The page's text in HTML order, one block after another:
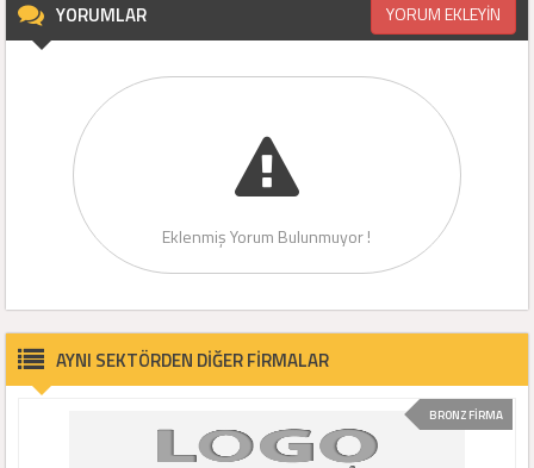
YORUMLAR YORUM EKLEYİN
Eklenmiş Yorum Bulunmuyor !
AYNI SEKTÖRDEN DİĞER FİRMALAR
BRONZ FİRMA